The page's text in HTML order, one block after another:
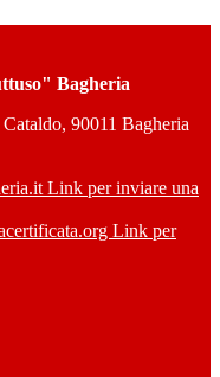
Bagheria
90011 Bagheria
Link per inviare una
Link per